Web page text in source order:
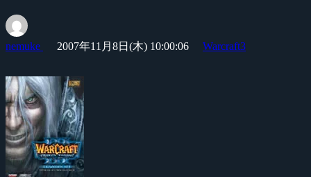
nemuke 2007年11月8日(木) 10:00:06 Warcraft3